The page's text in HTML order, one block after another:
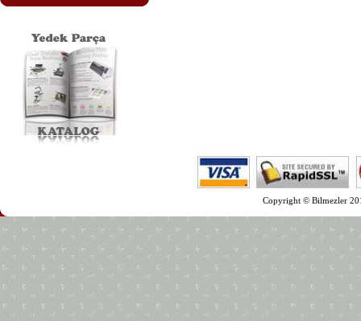
Copyright © Bilmezler